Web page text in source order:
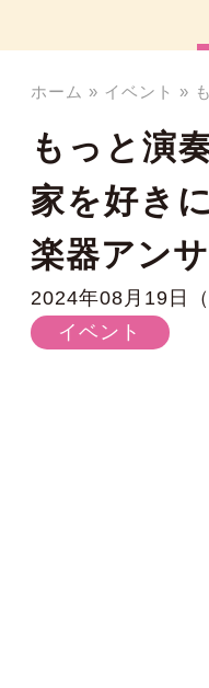
ホーム » イベント »
もっと演
家を好き
楽器アン
2024年08月19日（
イベント